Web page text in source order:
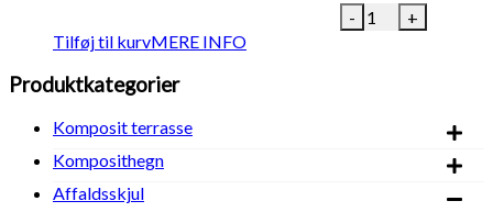
K2
Komposit
træstruktur
komposit.
-
+
Tilføj til kurvMERE INFO
Produktkategorier
Komposit terrasse
Komposithegn
Affaldsskjul